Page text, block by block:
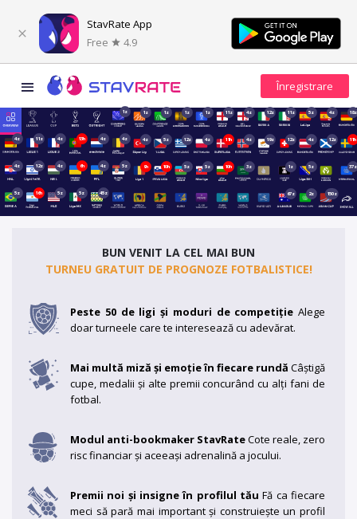
StavRate App
Free
4.9
1z 1z 1z 1z 1z 11z 4z 12z 11z 5z 4z 18z
4z 11z 4z 13h 4z 4z 4z 5z 12z 4z 11h 4z 19z 12z 4z 12z 11h
4z 12z 4z 6h 4z 5z 9h 10h 5z 5z 10h 3z 1z 5z 37z
5z 16h 5z 5z 45z 67z 2z 150z
BUN VENIT LA CEL MAI BUN
TURNEU GRATUIT DE PROGNOZE FOTBALISTICE!
Peste 50 de ligi și moduri de competiție Alege
doar turneele care te interesează cu adevărat.
Mai multă miză și emoție în fiecare rundă Câștigă
cupe, medalii și alte premii concurând cu alți fani de
fotbal.
Modul anti-bookmaker StavRateCote reale, zero
risc financiar și aceeași adrenalină a jocului.
Premii noi și insigne în profilul tău Fă ca fiecare
meci să pară mai important și construiește un profil